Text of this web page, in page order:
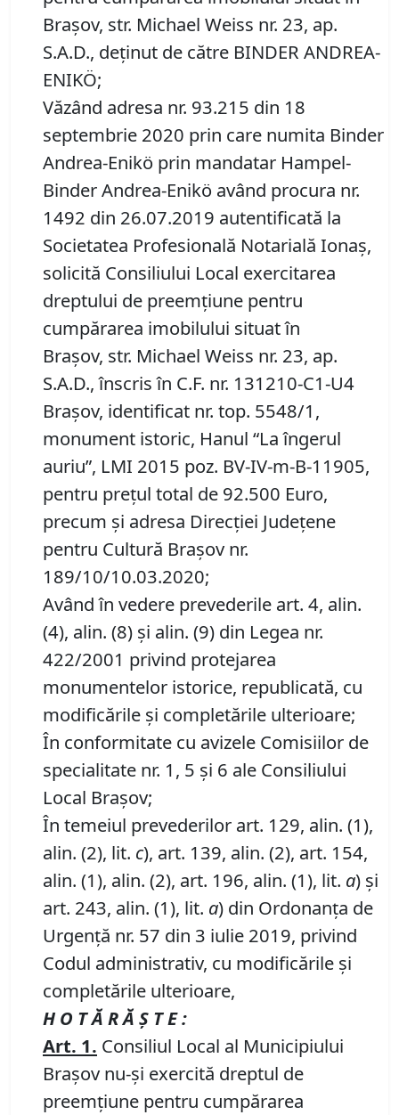
Braşov, str. Michael Weiss nr. 23, ap.
S.A.D., deţinut de către BINDER ANDREA-
ENIKÖ;
Văzând adresa nr. 93.215 din 18
septembrie 2020 prin care numita Binder
Andrea-Enikö prin mandatar Hampel-
Binder Andrea-Enikö având procura nr.
1492 din 26.07.2019 autentificată la
Societatea Profesională Notarială Ionaş,
solicită Consiliului Local exercitarea
dreptului de preemţiune pentru
cumpărarea imobilului situat în
Braşov, str. Michael Weiss nr. 23, ap.
S.A.D., înscris în C.F. nr. 131210-C1-U4
Braşov, identificat nr. top. 5548/1,
monument istoric, Hanul “La îngerul
auriu”, LMI 2015 poz. BV-IV-m-B-11905,
pentru preţul total de 92.500 Euro,
precum şi adresa Direcţiei Judeţene
pentru Cultură Braşov nr.
189/10/10.03.2020;
Având în vedere prevederile art. 4, alin.
(4), alin. (8) şi alin. (9) din Legea nr.
422/2001 privind protejarea
monumentelor istorice, republicată, cu
modificările şi completările ulterioare;
În conformitate cu avizele Comisiilor de
specialitate nr. 1, 5 și 6 ale Consiliului
Local Brașov;
În temeiul prevederilor art. 129, alin. (1),
alin. (2), lit. c), art. 139, alin. (2), art. 154,
alin. (1), alin. (2), art. 196, alin. (1), lit. a) și
art. 243, alin. (1), lit. a) din Ordonanța de
Urgență nr. 57 din 3 iulie 2019, privind
Codul administrativ, cu modificările și
completările ulterioare,
H O T Ă R Ă Ş T E :
Art. 1. Consiliul Local al Municipiului
Braşov nu-şi exercită dreptul de
preemţiune pentru cumpărarea